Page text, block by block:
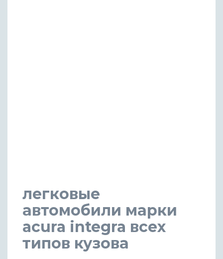
легковые
автомобили марки
acura integra всех
типов кузова